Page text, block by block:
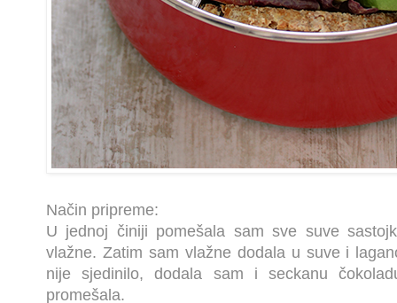
Način pripreme:
U jednoj činiji pomešala sam sve suve
vlažne. Zatim sam vlažne dodala u suve i
nije sjedinilo, dodala sam i seckanu
promešala.